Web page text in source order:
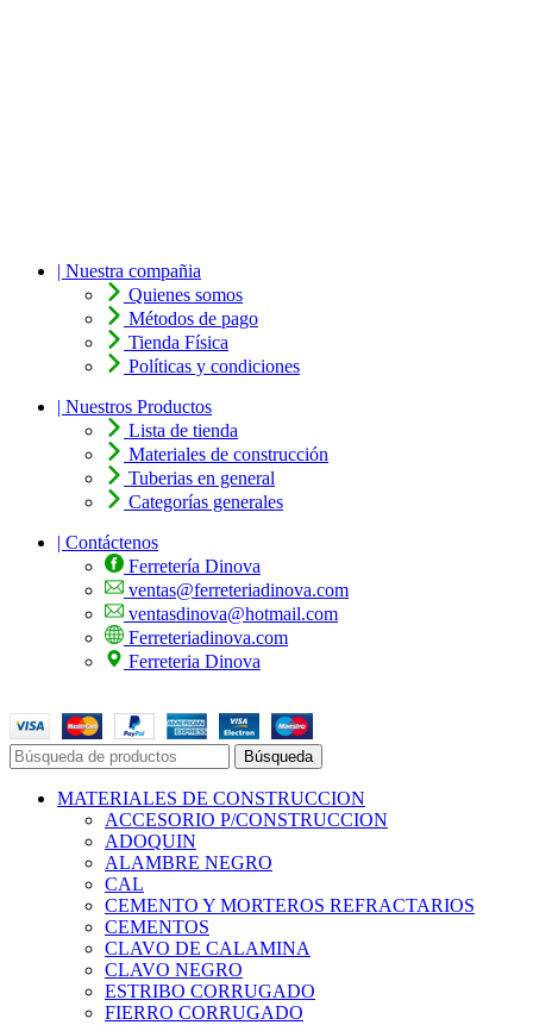
| Nuestra compañia
Quienes somos
Métodos de pago
Tienda Física
Políticas y condiciones
| Nuestros Productos
Lista de tienda
Materiales de construcción
Tuberias en general
Categorías generales
| Contáctenos
Ferretería Dinova
ventas@ferreteriadinova.com
ventasdinova@hotmail.com
Ferreteriadinova.com
Ferreteria Dinova
Búsqueda
MATERIALES DE CONSTRUCCION
ACCESORIO P/CONSTRUCCION
ADOQUIN
ALAMBRE NEGRO
CAL
CEMENTO Y MORTEROS REFRACTARIOS
CEMENTOS
CLAVO DE CALAMINA
CLAVO NEGRO
ESTRIBO CORRUGADO
FIERRO CORRUGADO